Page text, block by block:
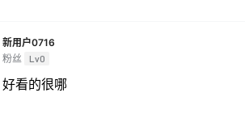
新用户0716
粉丝
Lv0
好看的很哪